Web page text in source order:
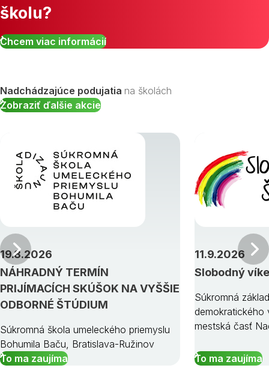
školu?
Chcem viac informácií
Nadchádzajúce podujatia na školách
Zobraziť ďalšie akcie
NÁHRADNÝ TERMÍN
PRIJÍMACÍCH SKÚŠOK NA VYŠŠIE
ODBORNÉ ŠTÚDIUM
19.8.2026
Súkromná škola umeleckého priemyslu
Bohumila Baču, Bratislava-Ružinov
To ma zaujíma
Slobodný
11.9.2026
Súkromná
demokratického
mestská časť
To ma zaujíma
Predchádzajúci